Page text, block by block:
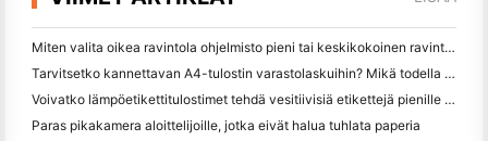
Miten valita oikea ravintola ohjelmisto pieni tai keskikokoinen ravintola
Tarvitsetko kannettavan A4-tulostin varastolaskuihin? Mikä todella toimii
Voivatko lämpöetikettitulostimet tehdä vesitiivisiä etikettejä pienille yritystuotteille?
Paras pikakamera aloittelijoille, jotka eivät halua tuhlata paperia